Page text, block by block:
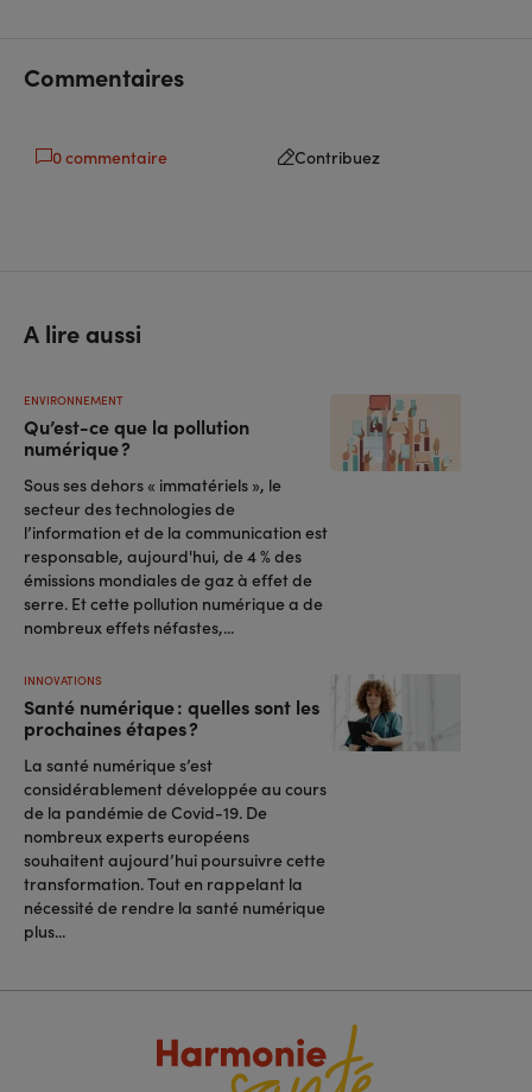
Commentaires
0 commentaire Contribuez
A lire aussi
Qu’est-ce que la pollution
numérique ?
ENVIRONNEMENT
Sous ses dehors « immatériels », le
secteur des technologies de
l’information et de la communication est
responsable, aujourd'hui, de 4 % des
émissions mondiales de gaz à effet de
serre. Et cette pollution numérique a de
nombreux effets néfastes,...
Santé numérique : quelles sont les
prochaines étapes ?
INNOVATIONS
La santé numérique s’est
considérablement développée au cours
de la pandémie de Covid-19. De
nombreux experts européens
souhaitent aujourd’hui poursuivre cette
transformation. Tout en rappelant la
nécessité de rendre la santé numérique
plus...